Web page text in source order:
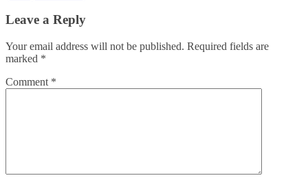
Leave a Reply
Your email address will not be published. Required fields are
marked *
Comment *